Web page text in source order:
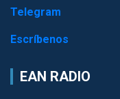
Telegram
Escríbenos
EAN RADIO